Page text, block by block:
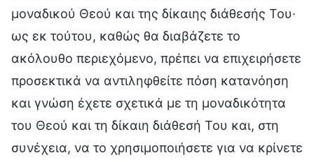
μοναδικού Θεού και της δίκαιης διάθεσής Του·
ως εκ τούτου, καθώς θα διαβάζετε το
ακόλουθο περιεχόμενο, πρέπει να επιχειρήσετε
προσεκτικά να αντιληφθείτε πόση κατανόηση
και γνώση έχετε σχετικά με τη μοναδικότητα
του Θεού και τη δίκαιη διάθεσή Του και, στη
συνέχεια, να το χρησιμοποιήσετε για να κρίνετε